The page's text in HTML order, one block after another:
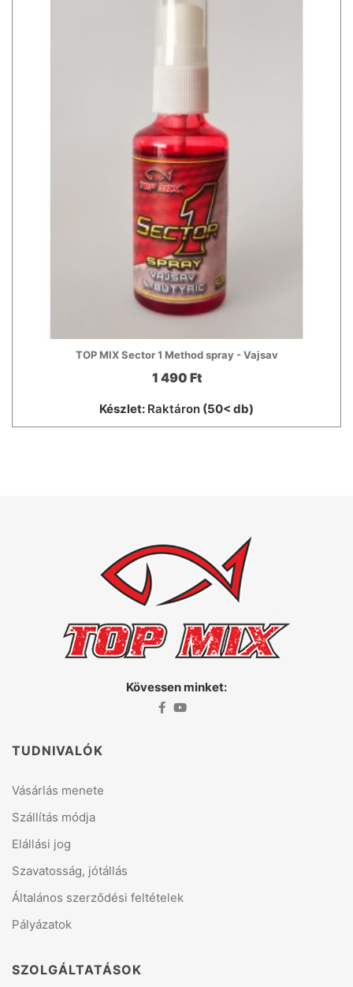
TOP MIX Sector 1 Method spray - Vajsav
1 490 Ft
Készlet: Raktáron (50< db)
Kövessen minket:
TUDNIVALÓK
Vásárlás menete
Szállítás módja
Elállási jog
Szavatosság, jótállás
Általános szerződési feltételek
Pályázatok
SZOLGÁLTATÁSOK